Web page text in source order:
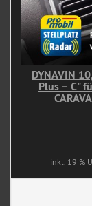
DYNAVIN
Plus – C"
inkl. 19 %